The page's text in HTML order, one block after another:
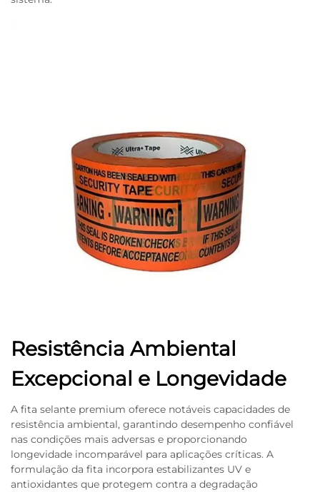
Resistência Ambiental
Excepcional e Longevidade
A fita selante premium oferece notáveis capacidades de
resistência ambiental, garantindo desempenho confiável
nas condições mais adversas e proporcionando
longevidade incomparável para aplicações críticas. A
formulação da fita incorpora estabilizantes UV e
antioxidantes que protegem contra a degradação